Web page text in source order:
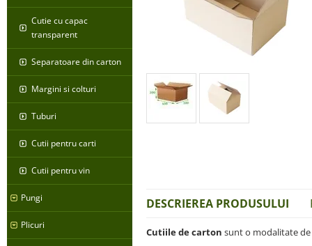
Cutie cu capac
transparent
Separatoare din carton
Margini si colturi
Tuburi
Cutii pentru carti
Cutii pentru vin
Pungi
Plicuri
DESCRIEREA PRODUSULUI
Cutiile de carton sunt o modalitate de